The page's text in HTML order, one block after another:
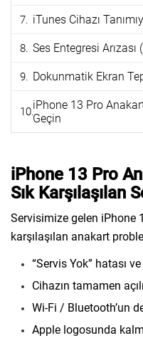
iTunes Cihazı
Ses Entegresi Arızası
Dokunmatik Ekran
iPhone 13 Pro
Geçin
iPhone 13 Pro
Sık Karşılaşılan
Servisimize gelen iPhone
karşılaşılan anakart
“Servis Yok” hatası
Cihazın tamamen
Wi-Fi / Bluetooth’un
Apple logosunda